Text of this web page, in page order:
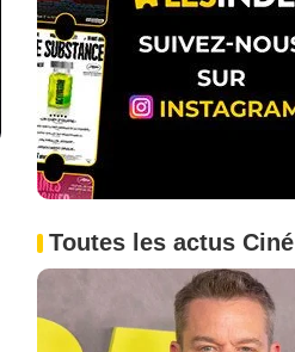
Toutes les actus Ciné